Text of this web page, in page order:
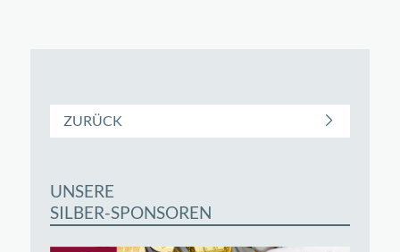
ZURÜCK
UNSERE
SILBER-SPONSOREN